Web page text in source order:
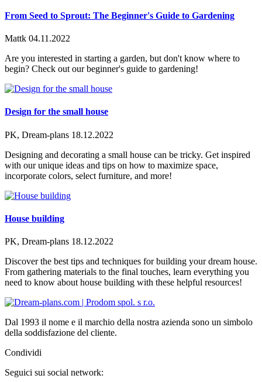
From Seed to Sprout: The Beginner's Guide to Gardening
Mattk 04.11.2022
Are you interested in starting a garden, but don't know where to
begin? Check out our beginner's guide to gardening!
Design for the small house
PK, Dream-plans 18.12.2022
Designing and decorating a small house can be tricky. Get inspired
with our unique ideas and tips on how to maximize space,
incorporate colors, select furniture, and more!
House building
PK, Dream-plans 18.12.2022
Discover the best tips and techniques for building your dream house.
From gathering materials to the final touches, learn everything you
need to know about house building with these helpful resources!
Dal 1993 il nome e il marchio della nostra azienda sono un simbolo
della soddisfazione del cliente.
Condividi
Seguici sui social network: